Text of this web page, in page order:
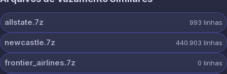
allstate.7z 993 linhas
newcastle.7z 440.903 linhas
frontier_airlines.7z 0 linhas